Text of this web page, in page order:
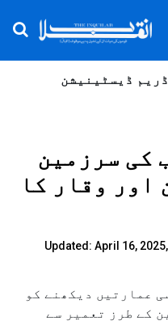
ڈریم ڈیسٹینیشن
کی سرزمین
اور وقار کا
Updated: April 16, 2025,
عمارتیں دیکھنے کو
کے طرز تعمیر سے